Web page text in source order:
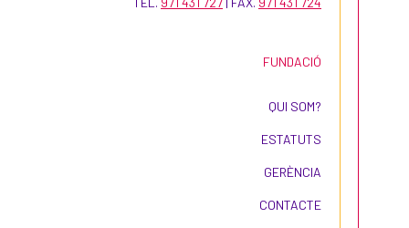
FUNDACIÓ
QUI SOM?
ESTATUTS
GERÈNCIA
CONTACTE